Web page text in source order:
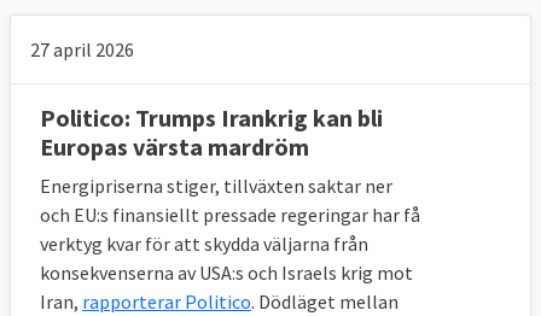
27 april 2026
Politico: Trumps Irankrig kan bli
Europas värsta mardröm
Energipriserna stiger, tillväxten saktar ner
och EU:s finansiellt pressade regeringar har få
verktyg kvar för att skydda väljarna från
konsekvenserna av USA:s och Israels krig mot
Iran, rapporterar Politico. Dödläget mellan